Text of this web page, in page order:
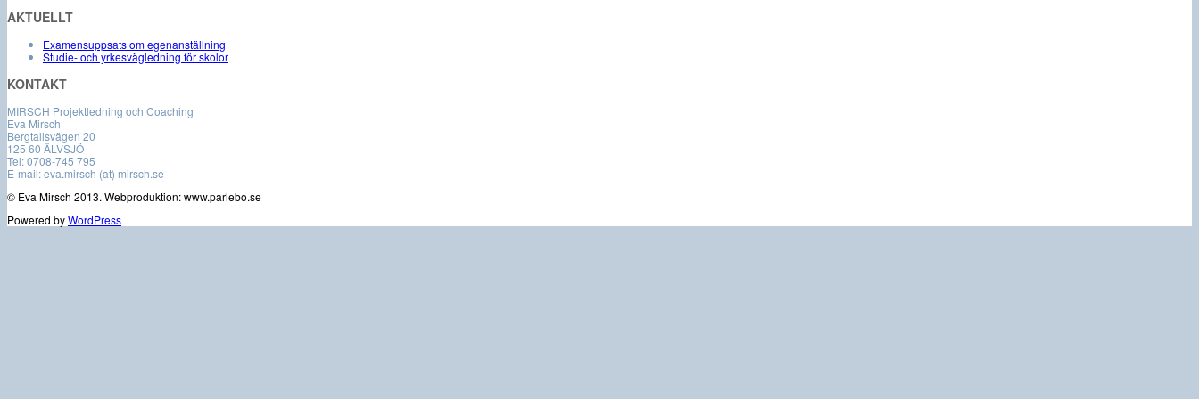
AKTUELLT
Examensuppsats om egenanställning
Studie- och yrkesvägledning för skolor
KONTAKT
MIRSCH Projektledning och Coaching
Eva Mirsch
Bergtallsvägen 20
125 60 ÄLVSJÖ
Tel: 0708-745 795
E-mail: eva.mirsch (at) mirsch.se
© Eva Mirsch 2013. Webproduktion: www.parlebo.se
Powered byWordPress